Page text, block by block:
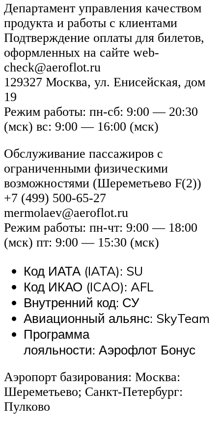
Департамент управления качеством
продукта и работы с клиентами
Подтверждение оплаты для билетов,
оформленных на сайте web-
check@aeroflot.ru
129327 Москва, ул. Енисейская, дом
19
Режим работы: пн-сб: 9:00 — 20:30
(мск) вс: 9:00 — 16:00 (мск)
Обслуживание пассажиров с
ограниченными физическими
возможностями (Шереметьево F(2))
+7 (499) 500-65-27
mermolaev@aeroflot.ru
Режим работы: пн-чт: 9:00 — 18:00
(мск) пт: 9:00 — 15:30 (мск)
Код ИАТА (IATA): SU
Код ИКАО (ICAO): AFL
Внутренний код: СУ
Авиационный альянс: SkyTeam
Программа
лояльности: Аэрофлот Бонус
Аэропорт базирования: Москва:
Шереметьево; Санкт-Петербург:
Пулково